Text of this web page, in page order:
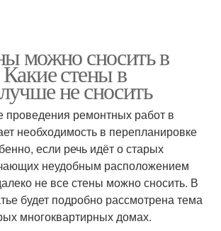
можно сносить в
стены в
не сносить
проведения ремонтных работ в
необходимость в перепланировке
если речь идёт о старых
неудобным расположением
не все стены можно сносить. В
будет подробно рассмотрена тема
многоквартирных домах.